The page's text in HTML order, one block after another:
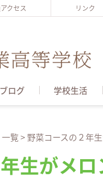
クセス リンク
ブログ 学校生活
一覧> 野菜コースの２年
生がメロ